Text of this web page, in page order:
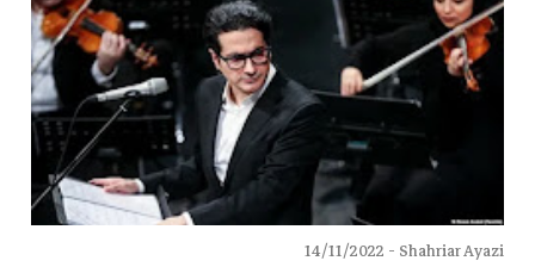
Shahriar Ayazi -
14/11/2022